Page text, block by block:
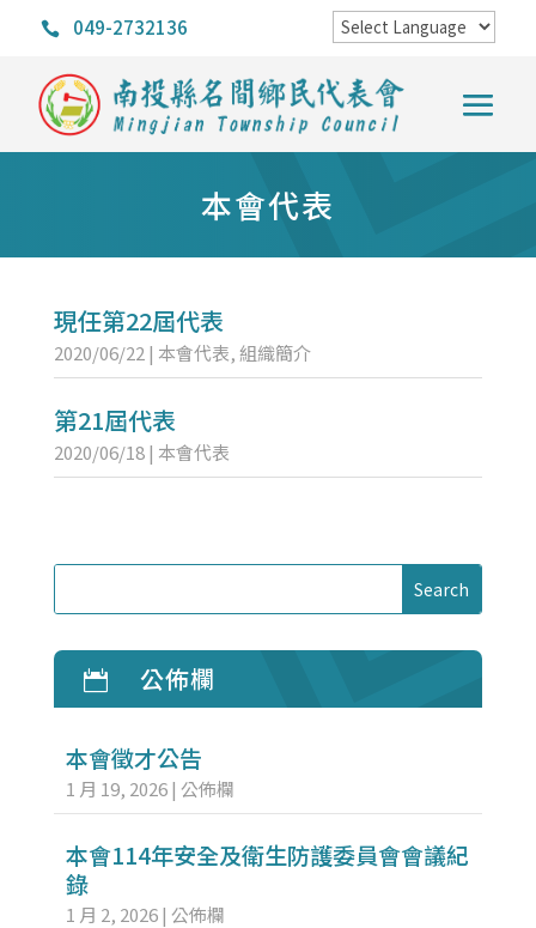
 049-2732136
本會代表
現任第22屆代表
2020/06/22 | 本會代表,組織簡介
第21屆代表
2020/06/18| 本會代表
 公佈欄
本會徵才公告
1 月 19, 2026| 公佈欄
本會114年安全及衛生防護委員會會議紀
錄
1 月 2, 2026| 公佈欄